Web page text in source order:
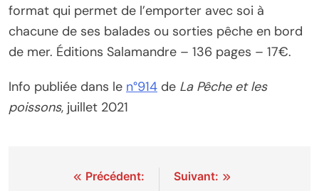
format qui permet de l’emporter avec soi à
chacune de ses balades ou sorties pêche en bord
de mer. Éditions Salamandre – 136 pages – 17€.
Info publiée dans le n°914 de La Pêche et les
poissons, juillet 2021
NavigationPrécédent:
Suivant: